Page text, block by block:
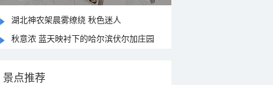
湖北神农架晨雾缭绕 秋色迷人
秋意浓 蓝天映衬下的哈尔滨伏尔加庄园
景点推荐